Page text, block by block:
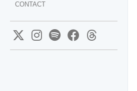
CONTACT